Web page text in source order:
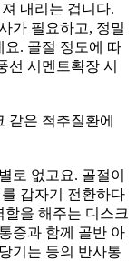
내리는 겁니다.
가 필요하고, 정밀
요. 골절 정도에 따
선 시멘트확장 시
은 척추질환에
로 없고요. 골절이
갑자기 전환하다
을 해주는 디스크
증과 함께 골반 아
기는 등의 반사통